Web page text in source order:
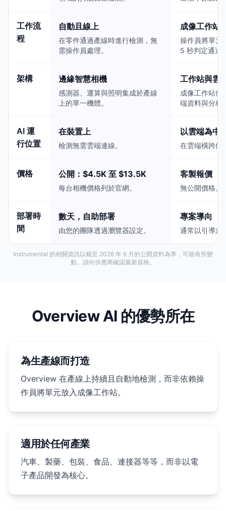
工作流
程
自動且線上
在零件通過產線時進行檢測，無
需操作員處理。
成像工作站
操作員將單元
5 秒判定通過
架構 邊緣智慧相機
感測器、運算與照明集成於產線
上的單一機體。
工作站與雲
成像工作站使
端資料與分析
AI 運
行位置
在裝置上
檢測無需雲端連線。
以雲端為中
在雲端橫跨供
價格 公開：$4.5K 至 $13.5K
每台相機價格列於官網。
客製報價
無公開價格。
部署時
間
數天，自助部署
由您的團隊透過瀏覽器設定。
專案導向
通常以引導式
Instrumental 的相關資訊以截至 2026 年 6 月的公開資料為準，可能有所變
動。請向供應商確認最新規格。
Overview AI 的優勢所在
為生產線而打造
Overview 在產線上持續且自動地檢測，而非依賴操
作員將單元放入成像工作站。
適用於任何產業
汽車、製藥、包裝、食品、連接器等等，而非以電
子產品開發為核心。